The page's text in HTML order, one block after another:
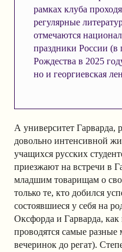
рамках клуба
регулярные
отмечаются
праздники России (в
Рождества в 2025
но и георгиевская
А университет Гарварда,
довольно интенсивной
учащихся русских
приезжают на встречи в
младшим товарищам о
только те, кто добился
состоявшиеся у себя на
Оксфорда и Гарварда,
проводятся самые
вечеринок до регат).